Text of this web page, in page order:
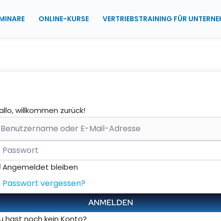
ONLINE-KURSE VERTRIEBSTRAINING FÜR
willkommen zurück!
Angemeldet bleiben
Passwort vergessen?
ANMELDEN
hast noch kein Konto?